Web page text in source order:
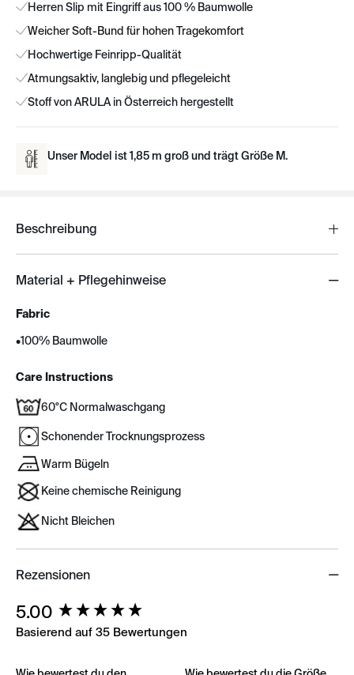
Herren Slip mit Eingriff aus 100 % Baumwolle
Weicher Soft-Bund für hohen Tragekomfort
Hochwertige Feinripp-Qualität
Atmungsaktiv, langlebig und pflegeleicht
Stoff von ARULA in Österreich hergestellt
Unser Model ist 1,85 m groß und trägt Größe M.
Beschreibung
Material + Pflegehinweise
Fabric
•100% Baumwolle
Care Instructions
60°C Normalwaschgang
Schonender Trocknungsprozess
Warm Bügeln
Keine chemische Reinigung
Nicht Bleichen
Rezensionen
5.00
Basierend auf 35 Bewertungen
New content loaded